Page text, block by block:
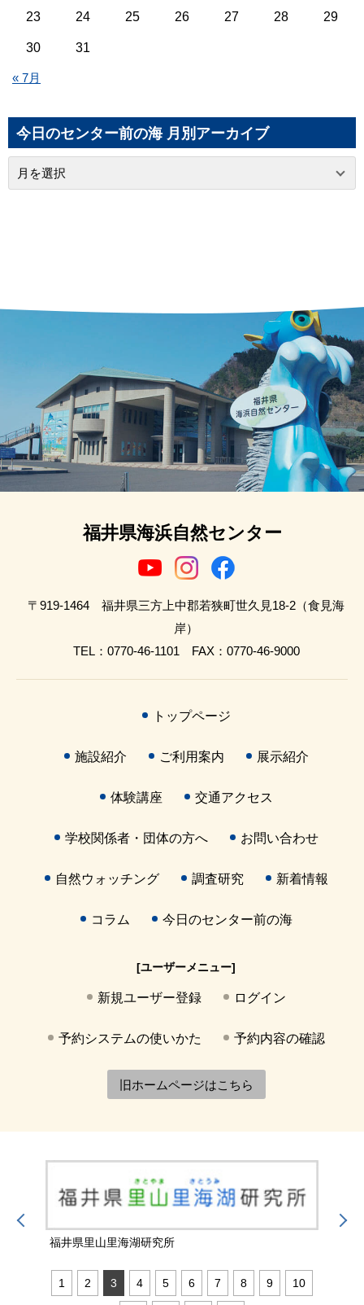
« 7月
23 24 25 26 27 28 29
30 31
今日のセンター前の海 月別アーカイブ
福井県海浜自然センター
〒919-1464 福井県三方上中郡若狭町世久見18-2（食見海
岸）
TEL：0770-46-1101 FAX：0770-46-9000
トップページ
施設紹介 ご利用案内 展示紹介
体験講座 交通アクセス
学校関係者・団体の方へ お問い合わせ
自然ウォッチング 調査研究 新着情報
コラム 今日のセンター前の海
[ユーザーメニュー]
新規ユーザー登録 ログイン
予約システムの使いかた 予約内容の確認
旧ホームページはこちら
福井県里山里海湖研究所
1 2 3 4 5 6 7 8 9 10